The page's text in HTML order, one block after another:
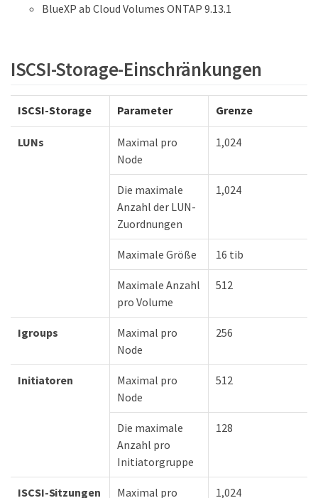
BlueXP ab Cloud Volumes ONTAP 9.13.1
ISCSI-Storage-Einschränkungen
ISCSI-Storage Parameter Grenze
LUNs
Maximal pro
Node
1,024
Die maximale
Anzahl der LUN-
Zuordnungen
1,024
Maximale Größe 16 tib
Maximale Anzahl
pro Volume
512
Igroups
Maximal pro
Node
256
Initiatoren
Maximal pro
Node
512
Die maximale
Anzahl pro
Initiatorgruppe
128
ISCSI-Sitzungen Maximal pro 1,024